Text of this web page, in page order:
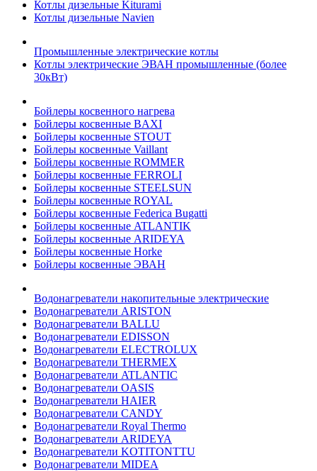
Котлы дизельные Kiturami
Котлы дизельные Navien
Промышленные электрические котлы
Котлы электрические ЭВАН промышленные (более
30кВт)
Бойлеры косвенного нагрева
Бойлеры косвенные BAXI
Бойлеры косвенные STOUT
Бойлеры косвенные Vaillant
Бойлеры косвенные ROMMER
Бойлеры косвенные FERROLI
Бойлеры косвенные STEELSUN
Бойлеры косвенные ROYAL
Бойлеры косвенные Federica Bugatti
Бойлеры косвенные ATLANTIK
Бойлеры косвенные ARIDEYA
Бойлеры косвенные Horke
Бойлеры косвенные ЭВАН
Водонагреватели накопительные электрические
Водонагреватели ARISTON
Водонагреватели BALLU
Водонагреватели EDISSON
Водонагреватели ELECTROLUX
Водонагреватели THERMEX
Водонагреватели ATLANTIC
Водонагреватели OASIS
Водонагреватели HAIER
Водонагреватели CANDY
Водонагреватели Royal Thermo
Водонагреватели ARIDEYA
Водонагреватели KOTITONTTU
Водонагреватели MIDEA